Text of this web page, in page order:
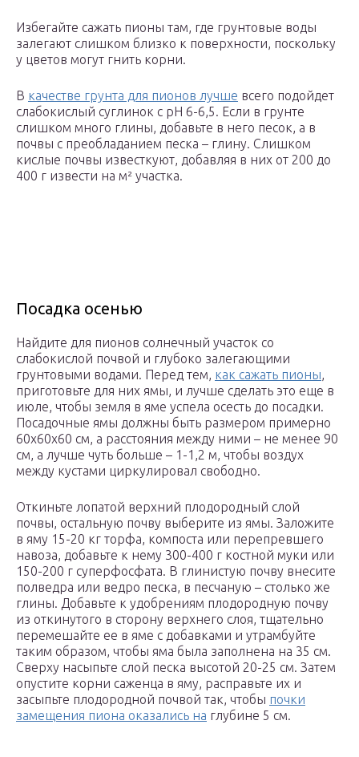
Избегайте сажать пионы там, где грунтовые воды
залегают слишком близко к поверхности, поскольку
у цветов могут гнить корни.
В качестве грунта для пионов лучше всего подойдет
слабокислый суглинок с pH 6-6,5. Если в грунте
слишком много глины, добавьте в него песок, а в
почвы с преобладанием песка – глину. Слишком
кислые почвы известкуют, добавляя в них от 200 до
400 г извести на м² участка.
Посадка осенью
Найдите для пионов солнечный участок со
слабокислой почвой и глубоко залегающими
грунтовыми водами. Перед тем, как сажать пионы,
приготовьте для них ямы, и лучше сделать это еще в
июле, чтобы земля в яме успела осесть до посадки.
Посадочные ямы должны быть размером примерно
60х60х60 см, а расстояния между ними – не менее 90
см, а лучше чуть больше – 1-1,2 м, чтобы воздух
между кустами циркулировал свободно.
Откиньте лопатой верхний плодородный слой
почвы, остальную почву выберите из ямы. Заложите
в яму 15-20 кг торфа, компоста или перепревшего
навоза, добавьте к нему 300-400 г костной муки или
150-200 г суперфосфата. В глинистую почву внесите
полведра или ведро песка, в песчаную – столько же
глины. Добавьте к удобрениям плодородную почву
из откинутого в сторону верхнего слоя, тщательно
перемешайте ее в яме с добавками и утрамбуйте
таким образом, чтобы яма была заполнена на 35 см.
Сверху насыпьте слой песка высотой 20-25 см. Затем
опустите корни саженца в яму, расправьте их и
засыпьте плодородной почвой так, чтобы почки
замещения пиона оказались на глубине 5 см.